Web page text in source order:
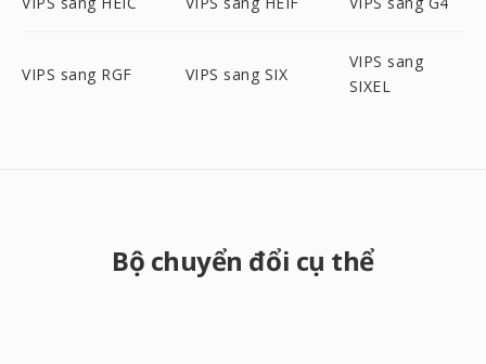
VIPS sang RGF VIPS sang SIX
VIPS sang
SIXEL
Bộ chuyển đổi cụ thể